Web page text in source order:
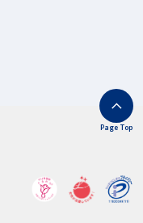
Page Top